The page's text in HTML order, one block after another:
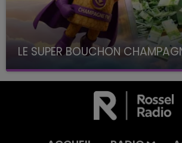
LE SUPER BOUCHON
avec La Famille Champagne FM, à